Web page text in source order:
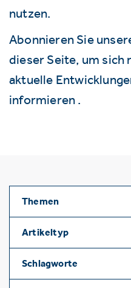
nutzen.
Abonnieren Sie
dieser Seite, um sich
aktuelle
informieren .
Themen
Artikeltyp
Schlagworte